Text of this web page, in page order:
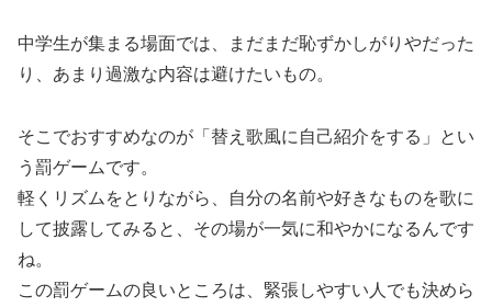
中学生が集まる場面では、まだまだ恥ずかしがりやだった
り、あまり過激な内容は避けたいもの。
そこでおすすめなのが「替え歌風に自己紹介をする」とい
う罰ゲームです。
軽くリズムをとりながら、自分の名前や好きなものを歌に
して披露してみると、その場が一気に和やかになるんです
ね。
この罰ゲームの良いところは、緊張しやすい人でも決めら